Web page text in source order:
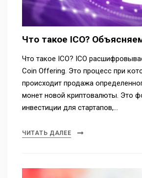
Что такое ICO?
Что такое ICO? ICO
Coin Offering. Это процесс при
происходит продажа
монет новой криптовалюты. Это
инвестиции для стартапов,…
ЧИТАТЬ ДАЛЕЕ